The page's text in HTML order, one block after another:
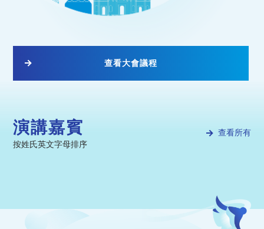
查看大會議程
演講嘉賓
按姓氏英文字母排序
查看所有